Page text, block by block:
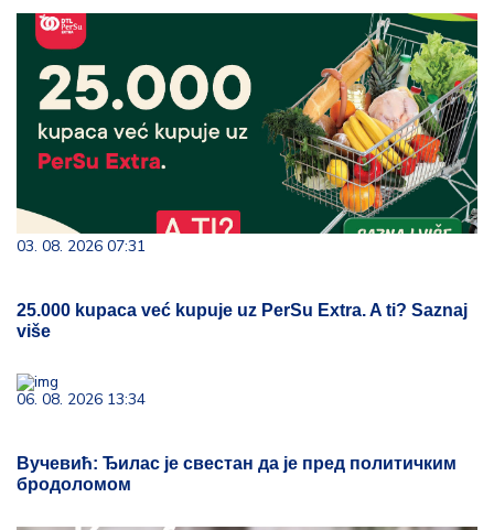
03. 08. 2026 07:31
25.000 kupaca već kupuje uz PerSu Extra. A ti? Saznaj
više
06. 08. 2026 13:34
Вучевић: Ђилас је свестан да је пред политичким
бродоломом